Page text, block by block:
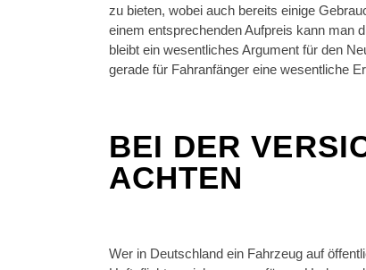
zu bieten, wobei auch bereits einige
einem entsprechenden Aufpreis kann man
bleibt ein wesentliches Argument für den
gerade für Fahranfänger eine wesentliche
BEI DER
ACHTEN
Wer in Deutschland ein Fahrzeug auf